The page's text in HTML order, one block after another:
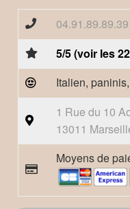
04.91.89.89.39
5/5 (voir les
Italien,
1 Rue du 10
13011
Moyens de